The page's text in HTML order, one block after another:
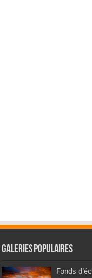
Galeries Populaires
Fonds